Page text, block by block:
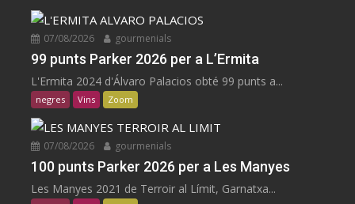
07/08/2026 gourmenials
99 punts Parker 2026 per a L’Ermita
L'Ermita 2024 d'Álvaro Palacios obté 99 punts a...
negres Vins Zoom
07/08/2026 gourmenials
100 punts Parker 2026 per a Les Manyes
Les Manyes 2021 de Terroir al Límit, Garnatxa...